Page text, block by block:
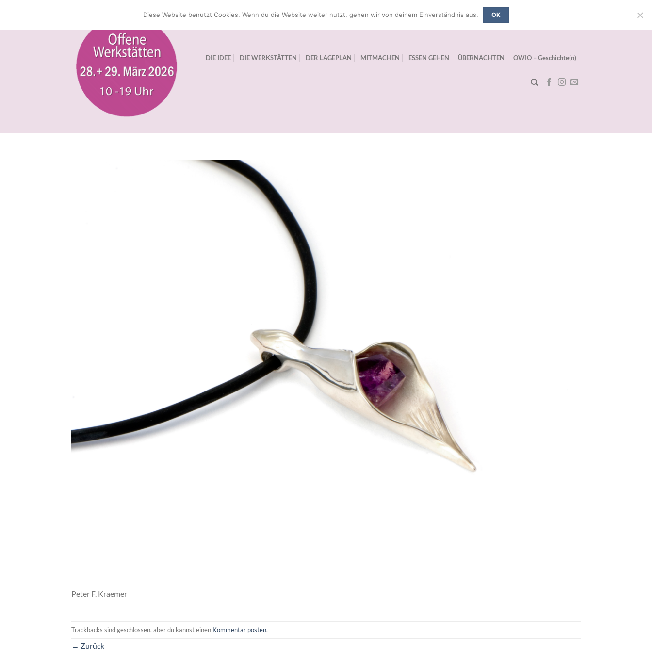
springen
DIE IDEE DIE WERKSTÄTTEN DER LAGEPLAN MITMACHEN ESSEN GEHEN ÜBERNACHTEN OWIO – Geschichte(n)
Peter F. Kraemer
Trackbacks sind geschlossen, aber du kannst einen Kommentar posten.
← Zurück
Diese Website benutzt Cookies. Wenn du die Website weiter nutzt, gehen wir von deinem Einverständnis aus. OK